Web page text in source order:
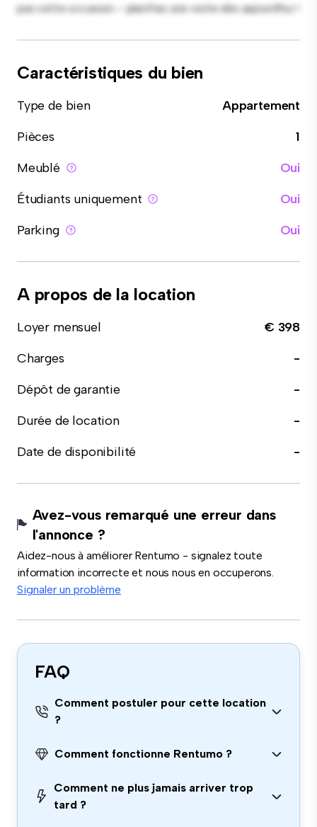
pas cette occasion – planifiez une visite dès aujourd'hui !
Caractéristiques du bien
Type de bien
Appartement
Pièces
1
Meublé
Oui
Étudiants uniquement
Oui
Parking
Oui
A propos de la location
Loyer mensuel
€ 398
Charges
-
Dépôt de garantie
-
Durée de location
-
Date de disponibilité
-
Avez-vous remarqué une erreur dans
l'annonce ?
Aidez-nous à améliorer Rentumo - signalez toute
information incorrecte et nous nous en occuperons.
Signaler un problème
FAQ
Comment postuler pour cette location
?
Comment fonctionne Rentumo ?
Comment ne plus jamais arriver trop
tard ?